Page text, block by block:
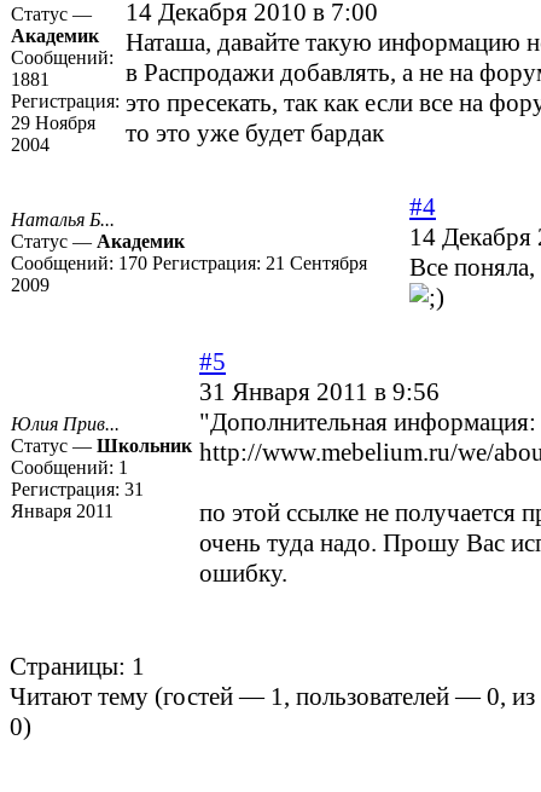
Статус —
Академик
Сообщений:
1881
Регистрация:
29 Ноября
2004
14 Декабря 2010 в 7:00
Наташа, давайте такую информацию
в Распродажи добавлять, а не на
это пресекать, так как если все на
то это уже будет бардак
Наталья Б...
Статус — Академик
Сообщений: 170 Регистрация: 21 Сентября
2009
#4
14
Все
Юлия Прив...
Статус — Школьник
Сообщений: 1
Регистрация: 31
Января 2011
#5
31 Января 2011 в 9:56
"Дополнительная информация:
http://www.mebelium.ru/we/
по этой ссылке не получается
очень туда надо. Прошу Вас
ошибку.
Страницы: 1
Читают тему (гостей — 1, пользователей —0,
0)